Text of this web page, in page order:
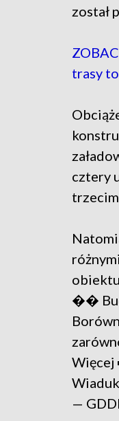
został
trasy
cztery
��️
—